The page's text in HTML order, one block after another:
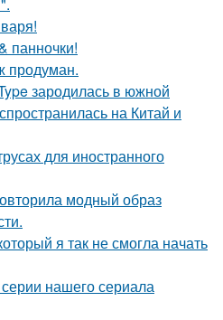
панночки!
продуман.
зародилась в южной
на Китай и
для иностранного
модный образ
я так не смогла начать
нашего сериала